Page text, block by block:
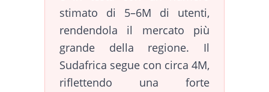
stimato di 5–6M di utenti,
rendendola il mercato più
grande della regione. Il
Sudafrica segue con circa 4M,
riflettendo una forte